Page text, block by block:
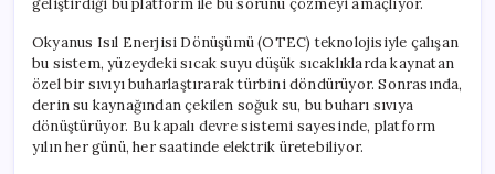
Okyanus Isıl Enerjisi Dönüşümü (OTEC) teknolojisiyle çalışan
bu sistem, yüzeydeki sıcak suyu düşük sıcaklıklarda kaynatan
özel bir sıvıyı buharlaştırarak türbini döndürüyor. Sonrasında,
derin su kaynağından çekilen soğuk su, bu buharı sıvıya
dönüştürüyor. Bu kapalı devre sistemi sayesinde, platform
yılın her günü, her saatinde elektrik üretebiliyor.